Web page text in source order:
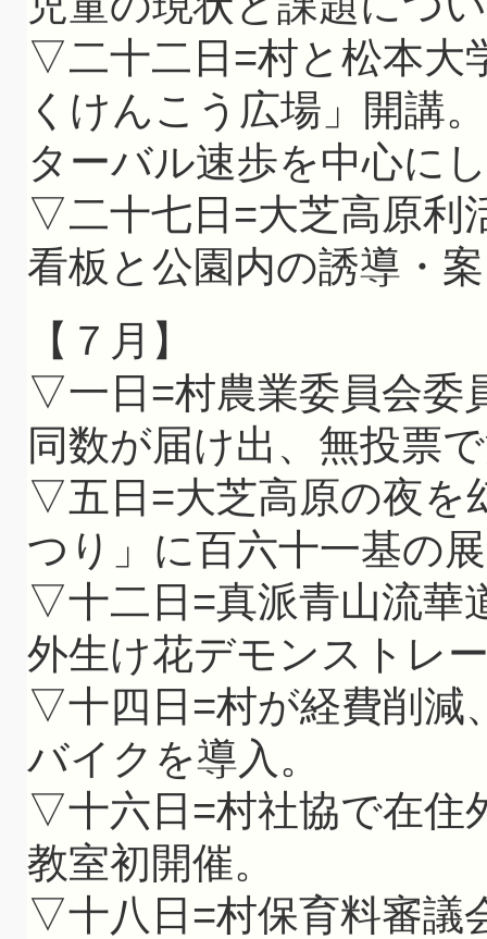
▽二十二日=村と松本大
くけんこう広場」開講
ターバル速歩を中心に
▽二十七日=大芝高原利
看板と公園内の誘導・
【７月】
▽一日=村農業委員会委
同数が届け出、無投票
▽五日=大芝高原の夜を
つり」に百六十一基の
▽十二日=真派青山流華
外生け花デモンストレ
▽十四日=村が経費削減
バイクを導入。
▽十六日=村社協で在住
教室初開催。
▽十八日=村保育料審議